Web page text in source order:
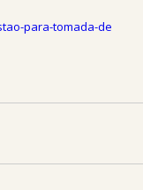
para-tomada-de